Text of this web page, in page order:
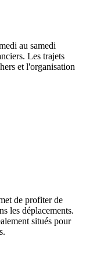
au samedi
Les trajets
et l'organisation
de profiter de
les déplacements.
situés pour